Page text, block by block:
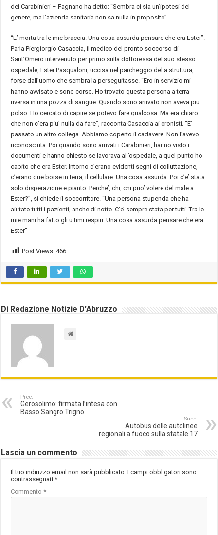
dei Carabinieri – Fagnano ha detto: “Sembra ci sia un’ipotesi del
genere, ma l’azienda sanitaria non sa nulla in proposito”.
“E’ morta tra le mie braccia. Una cosa assurda pensare che era Ester”.
Parla Piergiorgio Casaccia, il medico del pronto soccorso di
Sant’Omero intervenuto per primo sulla dottoressa del suo stesso
ospedale, Ester Pasqualoni, uccisa nel parcheggio della struttura,
forse dall’uomo che sembra la perseguitasse. “Ero in servizio mi
hanno avvisato e sono corso. Ho trovato questa persona a terra
riversa in una pozza di sangue. Quando sono arrivato non aveva piu’
polso. Ho cercato di capire se potevo fare qualcosa. Ma era chiaro
che non c’era piu’ nulla da fare”, racconta Casaccia ai cronisti. “E’
passato un altro collega. Abbiamo coperto il cadavere. Non l’avevo
riconosciuta. Poi quando sono arrivati i Carabinieri, hanno visto i
documenti e hanno chiesto se lavorava all’ospedale, a quel punto ho
capito che era Ester. Intorno c’erano evidenti segni di colluttazione,
c’erano due borse in terra, il cellulare. Una cosa assurda. Poi c’e’ stata
solo disperazione e pianto. Perche’, chi, chi puo’ volere del male a
Ester?”, si chiede il soccorritore. “Una persona stupenda che ha
aiutato tutti i pazienti, anche di notte. C’e’ sempre stata per tutti. Tra le
mie mani ha fatto gli ultimi respiri. Una cosa assurda pensare che era
Ester”
Post Views: 466
Di Redazione Notizie D'Abruzzo
Prec.
Gerosolimo: firmata l’intesa con
Basso Sangro Trigno
Succ.
Autobus delle autolinee
regionali a fuoco sulla statale 17
Lascia un commento
Il tuo indirizzo email non sarà pubblicato. I campi obbligatori sono
contrassegnati*
Commento*